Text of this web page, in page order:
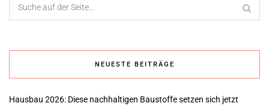
NEUESTE BEITRÄGE
Hausbau 2026: Diese nachhaltigen Baustoffe setzen sich jetzt